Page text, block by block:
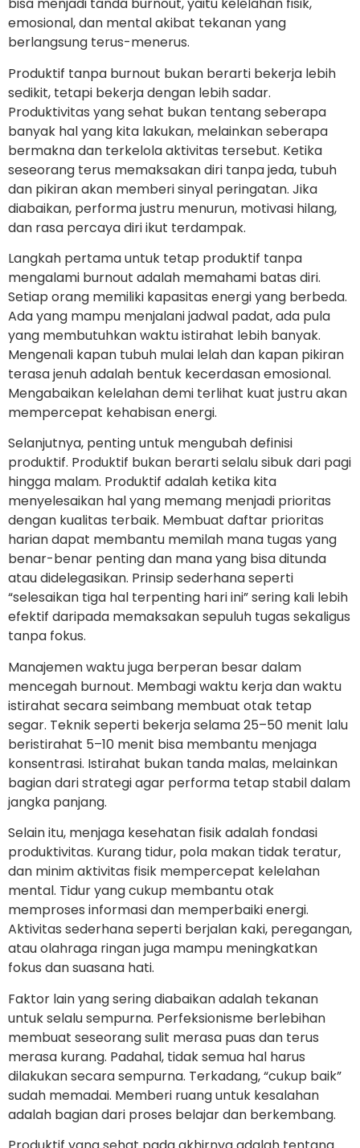
bisa menjadi tanda burnout, yaitu kelelahan fisik,
emosional, dan mental akibat tekanan yang
berlangsung terus-menerus.
Produktif tanpa burnout bukan berarti bekerja lebih
sedikit, tetapi bekerja dengan lebih sadar.
Produktivitas yang sehat bukan tentang seberapa
banyak hal yang kita lakukan, melainkan seberapa
bermakna dan terkelola aktivitas tersebut. Ketika
seseorang terus memaksakan diri tanpa jeda, tubuh
dan pikiran akan memberi sinyal peringatan. Jika
diabaikan, performa justru menurun, motivasi hilang,
dan rasa percaya diri ikut terdampak.
Langkah pertama untuk tetap produktif tanpa
mengalami burnout adalah memahami batas diri.
Setiap orang memiliki kapasitas energi yang berbeda.
Ada yang mampu menjalani jadwal padat, ada pula
yang membutuhkan waktu istirahat lebih banyak.
Mengenali kapan tubuh mulai lelah dan kapan pikiran
terasa jenuh adalah bentuk kecerdasan emosional.
Mengabaikan kelelahan demi terlihat kuat justru akan
mempercepat kehabisan energi.
Selanjutnya, penting untuk mengubah definisi
produktif. Produktif bukan berarti selalu sibuk dari pagi
hingga malam. Produktif adalah ketika kita
menyelesaikan hal yang memang menjadi prioritas
dengan kualitas terbaik. Membuat daftar prioritas
harian dapat membantu memilah mana tugas yang
benar-benar penting dan mana yang bisa ditunda
atau didelegasikan. Prinsip sederhana seperti
“selesaikan tiga hal terpenting hari ini” sering kali lebih
efektif daripada memaksakan sepuluh tugas sekaligus
tanpa fokus.
Manajemen waktu juga berperan besar dalam
mencegah burnout. Membagi waktu kerja dan waktu
istirahat secara seimbang membuat otak tetap
segar. Teknik seperti bekerja selama 25–50 menit lalu
beristirahat 5–10 menit bisa membantu menjaga
konsentrasi. Istirahat bukan tanda malas, melainkan
bagian dari strategi agar performa tetap stabil dalam
jangka panjang.
Selain itu, menjaga kesehatan fisik adalah fondasi
produktivitas. Kurang tidur, pola makan tidak teratur,
dan minim aktivitas fisik mempercepat kelelahan
mental. Tidur yang cukup membantu otak
memproses informasi dan memperbaiki energi.
Aktivitas sederhana seperti berjalan kaki, peregangan,
atau olahraga ringan juga mampu meningkatkan
fokus dan suasana hati.
Faktor lain yang sering diabaikan adalah tekanan
untuk selalu sempurna. Perfeksionisme berlebihan
membuat seseorang sulit merasa puas dan terus
merasa kurang. Padahal, tidak semua hal harus
dilakukan secara sempurna. Terkadang, “cukup baik”
sudah memadai. Memberi ruang untuk kesalahan
adalah bagian dari proses belajar dan berkembang.